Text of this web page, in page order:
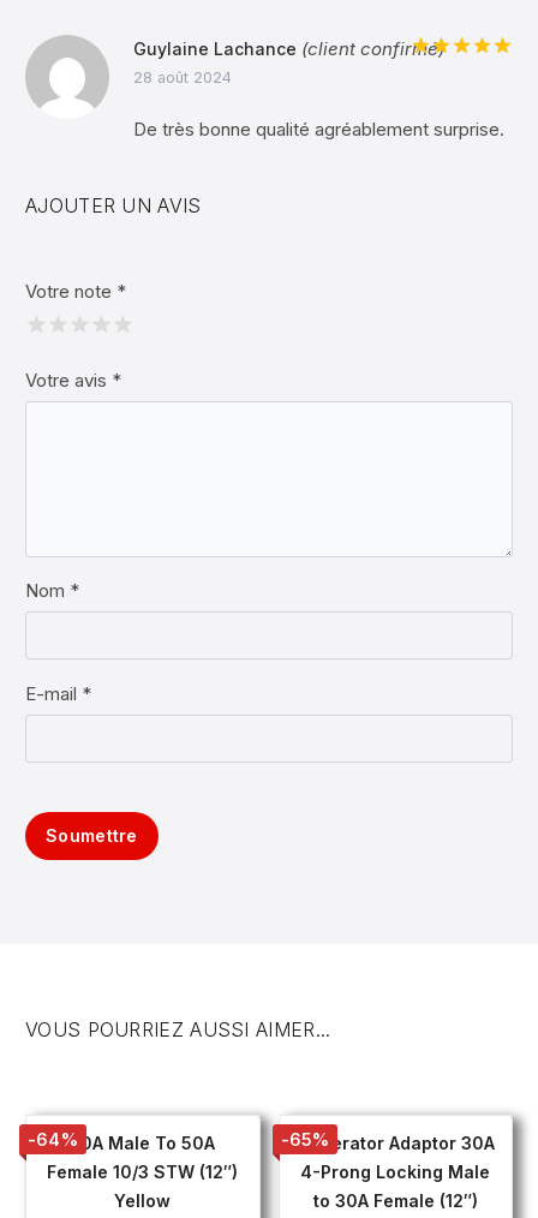
Guylaine Lachance (client confirmé)
28 août 2024
De très bonne qualité agréablement surprise.
AJOUTER UN AVIS
Votre note *
Votre avis *
Nom *
E-mail *
Soumettre
VOUS POURRIEZ AUSSI AIMER...
-64%30A Male To 50A
Female 10/3 STW (12″)
Yellow
-65%
Generator Adaptor 30A
4-Prong Locking Male
to 30A Female (12″)